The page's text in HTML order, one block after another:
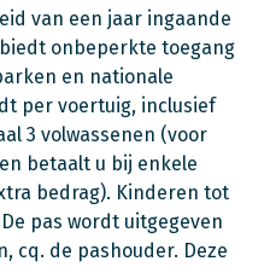
van een jaar ingaande
onbeperkte toegang
en nationale
per voertuig, inclusief
3 volwassenen (voor
betaalt u bij enkele
bedrag). Kinderen tot
pas wordt uitgegeven
cq. de pashouder. Deze